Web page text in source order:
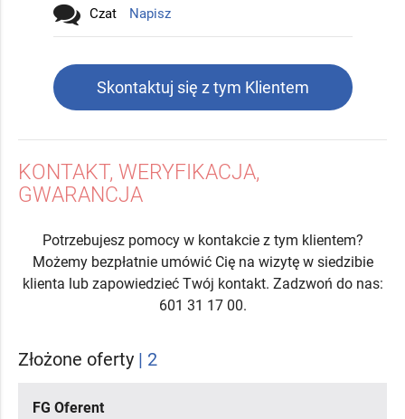
Czat Napisz
Skontaktuj się z tym Klientem
KONTAKT, WERYFIKACJA,
GWARANCJA
Potrzebujesz pomocy w kontakcie z tym klientem?
Możemy bezpłatnie umówić Cię na wizytę w siedzibie
klienta lub zapowiedzieć Twój kontakt. Zadzwoń do nas:
601 31 17 00.
Złożone oferty | 2
FG Oferent